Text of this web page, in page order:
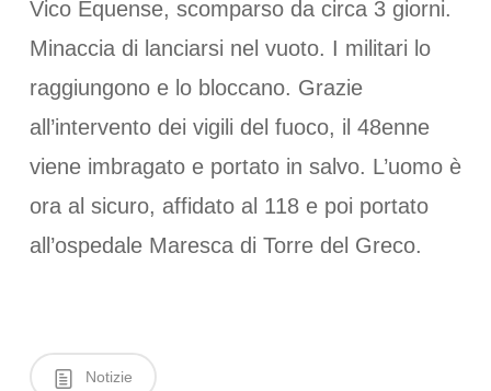
Vico Equense, scomparso da circa 3 giorni.
Minaccia di lanciarsi nel vuoto. I militari lo
raggiungono e lo bloccano. Grazie
all’intervento dei vigili del fuoco, il 48enne
viene imbragato e portato in salvo. L’uomo è
ora al sicuro, affidato al 118 e poi portato
all’ospedale Maresca di Torre del Greco.
Notizie